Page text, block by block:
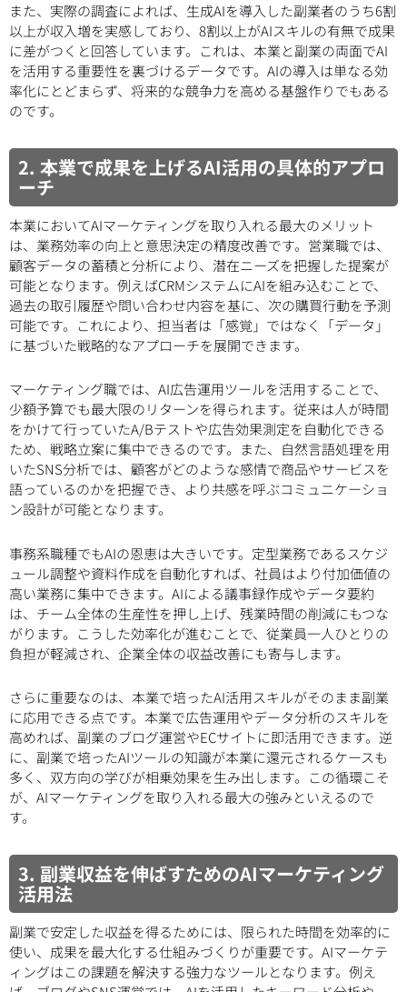
また、実際の調査によれば、生成AIを導入した副業者のうち6割
以上が収入増を実感しており、8割以上がAIスキルの有無で成果
に差がつくと回答しています。これは、本業と副業の両面でAI
を活用する重要性を裏づけるデータです。AIの導入は単なる効
率化にとどまらず、将来的な競争力を高める基盤作りでもある
のです。
2. 本業で成果を上げるAI活用の具体的アプロ
ーチ
本業においてAIマーケティングを取り入れる最大のメリット
は、業務効率の向上と意思決定の精度改善です。営業職では、
顧客データの蓄積と分析により、潜在ニーズを把握した提案が
可能となります。例えばCRMシステムにAIを組み込むことで、
過去の取引履歴や問い合わせ内容を基に、次の購買行動を予測
可能です。これにより、担当者は「感覚」ではなく「データ」
に基づいた戦略的なアプローチを展開できます。
マーケティング職では、AI広告運用ツールを活用することで、
少額予算でも最大限のリターンを得られます。従来は人が時間
をかけて行っていたA/Bテストや広告効果測定を自動化できる
ため、戦略立案に集中できるのです。また、自然言語処理を用
いたSNS分析では、顧客がどのような感情で商品やサービスを
語っているのかを把握でき、より共感を呼ぶコミュニケーショ
ン設計が可能となります。
事務系職種でもAIの恩恵は大きいです。定型業務であるスケジ
ュール調整や資料作成を自動化すれば、社員はより付加価値の
高い業務に集中できます。AIによる議事録作成やデータ要約
は、チーム全体の生産性を押し上げ、残業時間の削減にもつな
がります。こうした効率化が進むことで、従業員一人ひとりの
負担が軽減され、企業全体の収益改善にも寄与します。
さらに重要なのは、本業で培ったAI活用スキルがそのまま副業
に応用できる点です。本業で広告運用やデータ分析のスキルを
高めれば、副業のブログ運営やECサイトに即活用できます。逆
に、副業で培ったAIツールの知識が本業に還元されるケースも
多く、双方向の学びが相乗効果を生み出します。この循環こそ
が、AIマーケティングを取り入れる最大の強みといえるので
す。
3. 副業収益を伸ばすためのAIマーケティング
活用法
副業で安定した収益を得るためには、限られた時間を効率的に
使い、成果を最大化する仕組みづくりが重要です。AIマーケテ
ィングはこの課題を解決する強力なツールとなります。例え